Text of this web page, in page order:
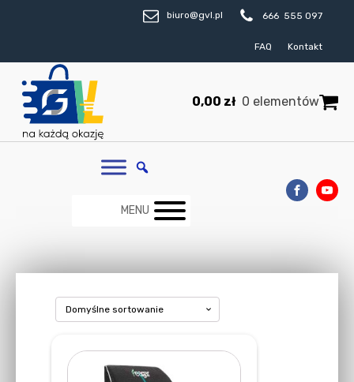
biuro@gvl.pl 666 555 097
FAQ Kontakt
0,00 zł 0 elementów
MENU